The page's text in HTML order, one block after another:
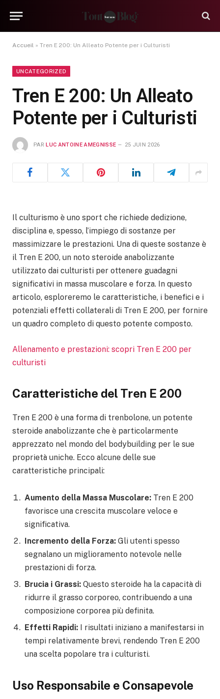
Accueil » Tren E 200: Un Alleato Potente per i Culturisti
UNCATEGORIZED
Tren E 200: Un Alleato
Potente per i Culturisti
PAR LUC ANTOINE AMEGNISSE 25 JUIN 2026
Il culturismo è uno sport che richiede dedizione,
disciplina e, spesso, l’impiego di sostanze per
massimizzare le prestazioni. Una di queste sostanze è
il Tren E 200, un noto steroide anabolizzante
utilizzato dai culturisti per ottenere guadagni
significativi in massa muscolare e forza. In questo
articolo, esploreremo le caratteristiche, i benefici e i
potenziali effetti collaterali di Tren E 200, per fornire
un quadro completo di questo potente composto.
Allenamento e prestazioni: scopri Tren E 200 per
culturisti
Caratteristiche del Tren E 200
Tren E 200 è una forma di trenbolone, un potente
steroide anabolizzante che è particolarmente
apprezzato nel mondo del bodybuilding per le sue
proprietà uniche. Ecco alcune delle sue
caratteristiche principali:
Aumento della Massa Muscolare: Tren E 200
favorisce una crescita muscolare veloce e
significativa.
Incremento della Forza: Gli utenti spesso
segnalano un miglioramento notevole nelle
prestazioni di forza.
Brucia i Grassi: Questo steroide ha la capacità di
ridurre il grasso corporeo, contribuendo a una
composizione corporea più definita.
Effetti Rapidi: I risultati iniziano a manifestarsi in
tempi relativamente brevi, rendendo Tren E 200
una scelta popolare tra i culturisti.
Uso Responsabile e Consapevole